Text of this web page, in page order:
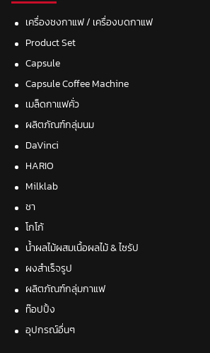
เครื่องชงกาแฟ / เครื่องบดกาแฟ
Product Set
Capsule
Capsule Coffee Machine
เมล็ดกาแฟคั่ว
ผลิตภัณฑ์กลุ่มนม
DaVinci
HARIO
Milklab
ชา
โกโก้
น้ำผลไม้ผสมเนื้อผลไม้ & ไซรัป
ผงสำเร็จรูป
ผลิตภัณฑ์กลุ่มกาแฟ
ท๊อปปิ้ง
อุปกรณ์อื่นๆ